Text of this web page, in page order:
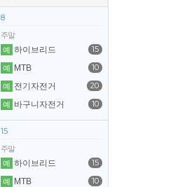
8
주말
15
예 하이브리드
10
예
MTB
20
예 전기자전거
10
예 바구니자전거
15
주말
15
예 하이브리드
10
예
MTB